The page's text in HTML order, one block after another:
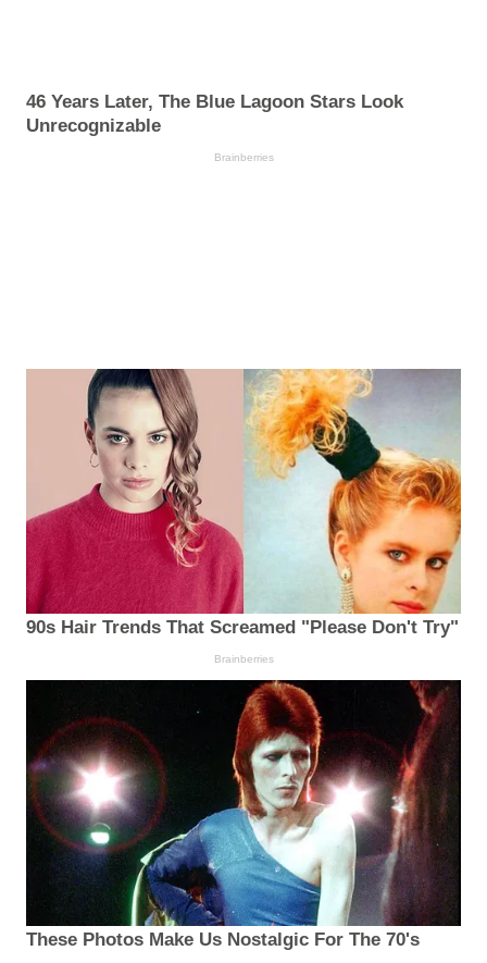
46 Years Later, The Blue Lagoon Stars Look
Unrecognizable
Brainberries
90s Hair Trends That Screamed "Please Don't Try"
Brainberries
These Photos Make Us Nostalgic For The 70's